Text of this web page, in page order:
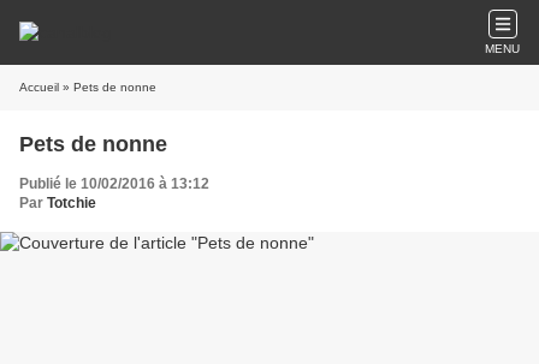
MENU
Accueil » Pets de nonne
Pets de nonne
Publié le 10/02/2016 à 13:12
Par Totchie